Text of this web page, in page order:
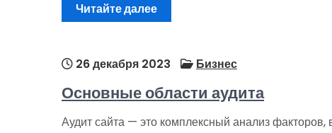
Читайте далее
26 декабря 2023 Бизнес
Основные области аудита
Аудит сайта — это комплексный анализ